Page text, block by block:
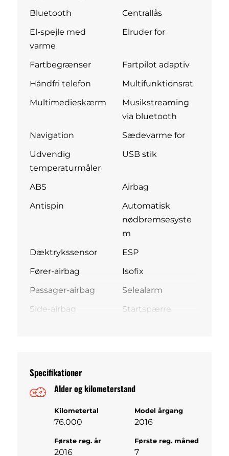
Bluetooth
Centrallås
El-spejle med
varme
Elruder for
Fartbegrænser
Fartpilot adaptiv
Håndfri telefon
Multifunktionsrat
Multimedieskærm
Musikstreaming
via bluetooth
Navigation
Sædevarme for
Udvendig
temperaturmåler
USB stik
ABS
Airbag
Antispin
Automatisk
nødbremsesyste
m
Dæktrykssensor
ESP
Fører-airbag
Isofix
Passager-airbag
Selealarm
Side-airbag
Startspærre
Specifikationer
Alder og kilometerstand
Kilometertal
76.000
Model årgang
2016
Første reg. år
2016
Første reg. måned
7